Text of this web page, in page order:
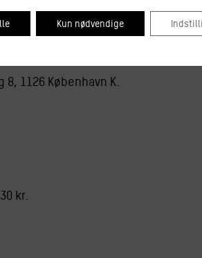
snak – og naturligvis en
lidt lækkert at drikke i baren, så
1126 København K.
30 kr.
Kun nødvendige